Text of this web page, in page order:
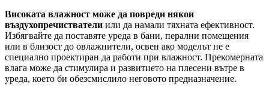
Високата влажност може да повреди някои
въздухопречистватели или да намали тяхната ефективност.
Избягвайте да поставяте уреда в бани, перални помещения
или в близост до овлажнители, освен ако моделът не е
специално проектиран да работи при влажност. Прекомерната
влага може да стимулира и развитието на плесени вътре в
уреда, което би обезсмислило неговото предназначение.